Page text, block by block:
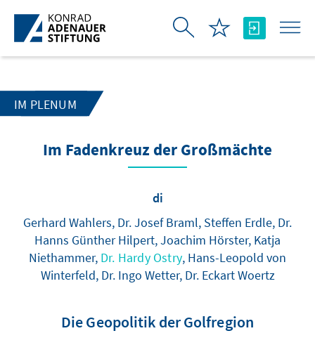
Skip to Main Content
IM PLENUM
Im Fadenkreuz der Großmächte
di
Gerhard Wahlers, Dr. Josef Braml, Steffen Erdle, Dr.
Hanns Günther Hilpert, Joachim Hörster, Katja
Niethammer, Dr. Hardy Ostry, Hans-Leopold von
Winterfeld, Dr. Ingo Wetter, Dr. Eckart Woertz
Die Geopolitik der Golfregion